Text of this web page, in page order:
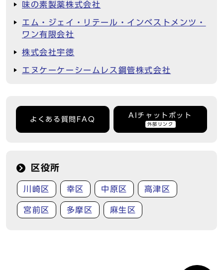
味の素製薬株式会社
エム・ジェイ・リテール・インベストメンツ・
ワン有限会社
株式会社宇徳
エヌケーケーシームレス鋼管株式会社
よくある質問FAQ
AIチャットボット
外部リンク
区役所
川崎区 幸区 中原区 高津区
宮前区 多摩区 麻生区